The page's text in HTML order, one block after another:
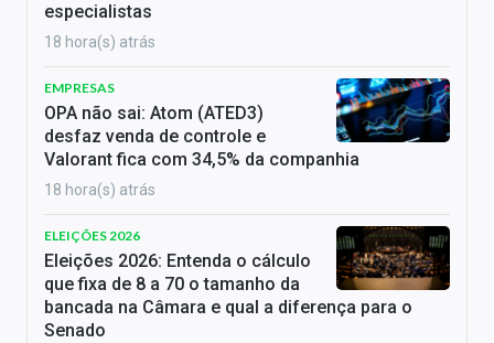
especialistas
18 hora(s) atrás
EMPRESAS
OPA não sai: Atom (ATED3)
desfaz venda de controle e
Valorant fica com 34,5% da companhia
18 hora(s) atrás
ELEIÇÕES 2026
Eleições 2026: Entenda o cálculo
que fixa de 8 a 70 o tamanho da
bancada na Câmara e qual a diferença para o
Senado